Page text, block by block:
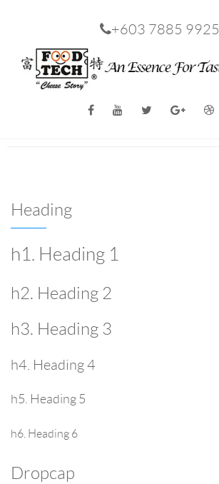
+603 7885 9925
Heading
h1. Heading 1
h2. Heading 2
h3. Heading 3
h4. Heading 4
h5. Heading 5
h6. Heading 6
Dropcap